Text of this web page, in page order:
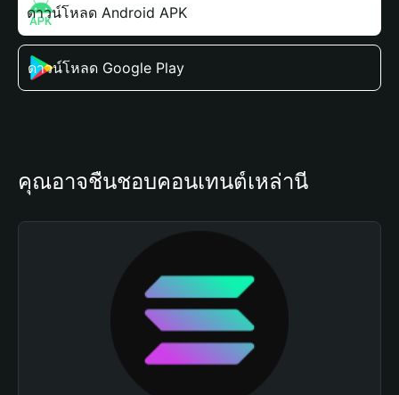
ดาวน์โหลด Android APK
ดาวน์โหลด Google Play
คุณอาจชื่นชอบคอนเทนต์เหล่านี้